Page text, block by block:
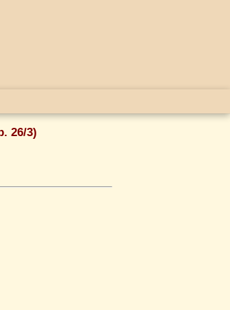
26/3)